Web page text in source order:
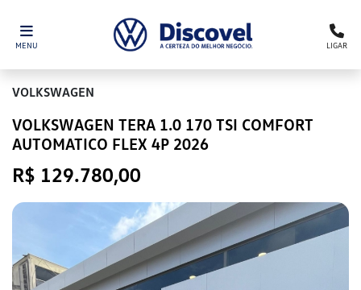
MENU LIGAR
VOLKSWAGEN
VOLKSWAGEN TERA 1.0 170 TSI COMFORT
AUTOMATICO FLEX 4P 2026
R$ 129.780,00